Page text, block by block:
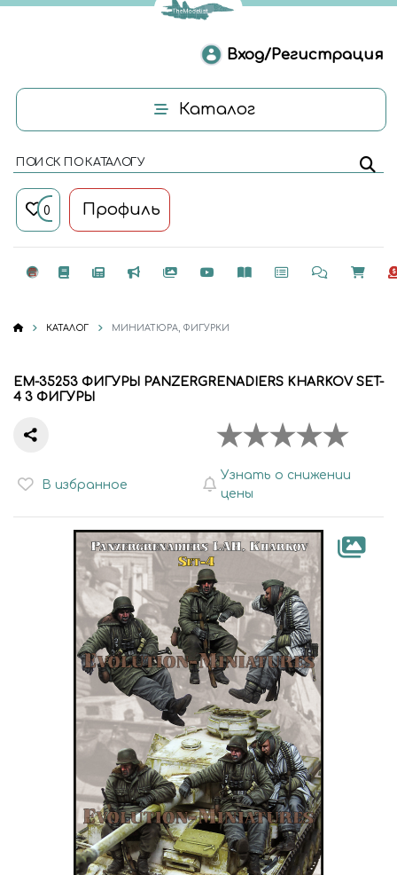
Вход/Регистрация
Каталог
ПОИСК ПО КАТАЛОГУ
0 Профиль
КАТАЛОГ МИНИАТЮРА, ФИГУРКИ
EM-35253 ФИГУРЫ PANZERGRENADIERS KHARKOV SET-
4 3 ФИГУРЫ
В избранное
Узнать о снижении
цены